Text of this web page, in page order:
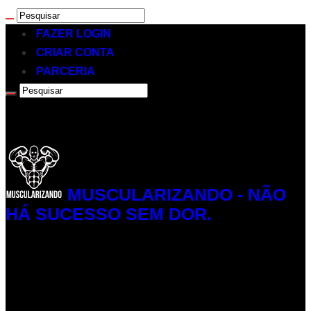
FAZER LOGIN
CRIAR CONTA
PARCERIA
MUSCULARIZANDO - NÃO
HÁ SUCESSO SEM DOR.